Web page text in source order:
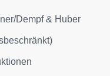
Dempf & Huber